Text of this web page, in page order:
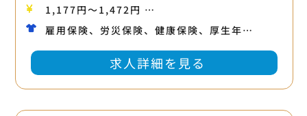
1,177円〜1,472円 …
雇用保険、労災保険、健康保険、厚生年…
求人詳細を見る